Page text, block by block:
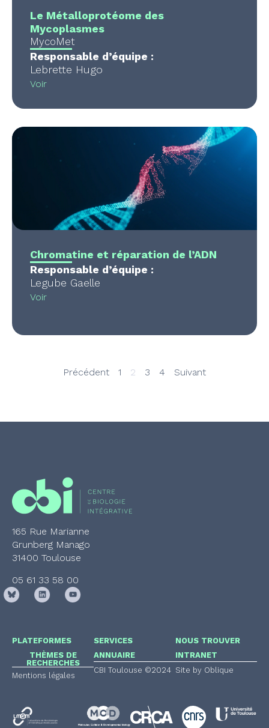
Le Métalloprotéome des
Mycoplasmes
MycoMet
Responsable d’équipe :
Lebrette Hugo
Voir
Chromatine et réparation de l’ADN
Responsable d’équipe :
Legube Gaelle
Voir
Précédent 1 2 3 4 Suivant
165 Rue Marianne
Grunberg Manago
31400 Toulouse
05 61 33 58 00
PLATEFORMES
THÈMES DE
RECHERCHES
Mentions légales
SERVICES
ANNUAIRE
CBI Toulouse ©2024
NOUS TROUVER
INTRANET
Site by Oblique